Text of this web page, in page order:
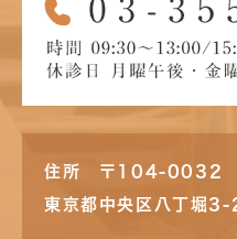
住所 〒104-0032
東京都中央区八丁堀